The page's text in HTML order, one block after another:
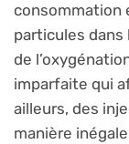
consommation
particules dans
de
imparfaite qui
ailleurs, des
manière